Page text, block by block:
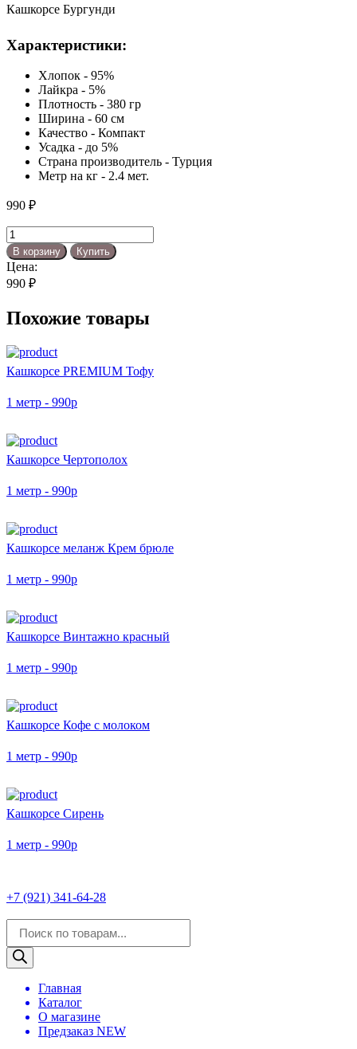
Кашкорсе Бургунди
Характеристики:
Хлопок - 95%
Лайкра - 5%
Плотность - 380 гр
Ширина - 60 см
Качество - Компакт
Усадка - до 5%
Страна производитель - Турция
Метр на кг - 2.4 мет.
990 ₽
Количество
товара
Кашкорсе
Бургунди
В корзину Купить
Цена:
990 ₽
Похожие товары
Кашкорсе PREMIUM Тофу
1 метр - 990р
Кашкорсе Чертополох
1 метр - 990р
Кашкорсе меланж Крем брюле
1 метр - 990р
Кашкорсе Винтажно красный
1 метр - 990р
Кашкорсе Кофе с молоком
1 метр - 990р
Кашкорсе Сирень
1 метр - 990р
+7 (921) 341-64-28
товаров
Главная
Каталог
О магазине
Предзаказ NEW